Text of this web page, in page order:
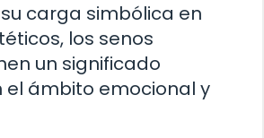
carga simbólica en
los senos
un significado
el ámbito emocional y